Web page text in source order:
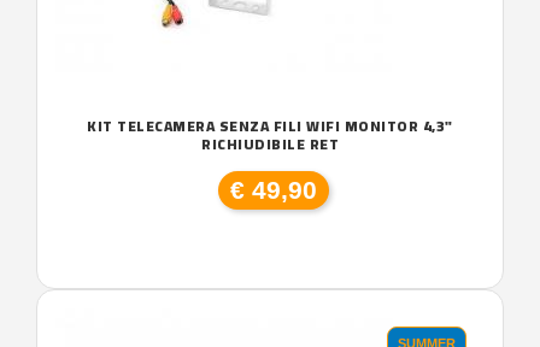
KIT TELECAMERA SENZA FILI WIFI MONITOR 4,3"
RICHIUDIBILE RET
€ 49,90
SUMMER